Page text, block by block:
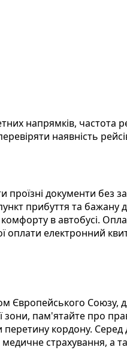
напрямків, частота
наявність
документи без
прибуття та
в автобусі.
оплати електронний
Європейського
пам'ятайте про
кордону.
страхування, а